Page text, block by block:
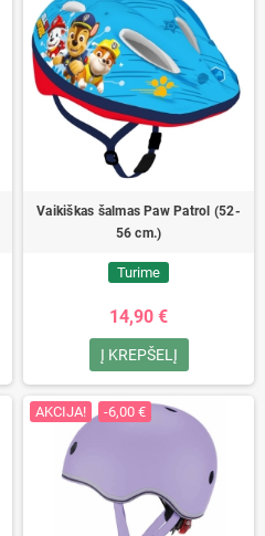
Vaikiškas šalmas Paw Patrol (52-
56 cm.)
Turime
14,90 €
Į KREPŠELĮ
AKCIJA! -6,00 €